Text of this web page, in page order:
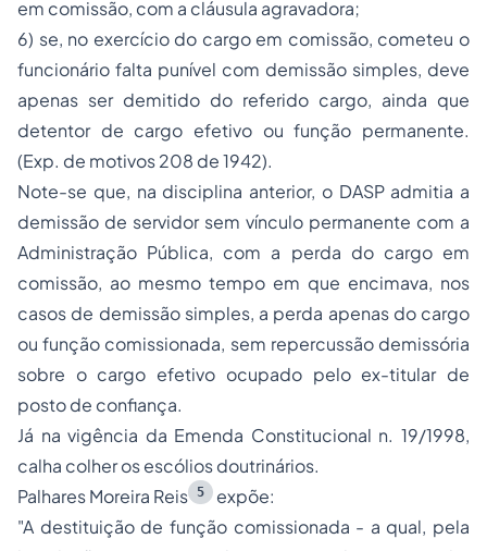
em comissão, com a cláusula agravadora;
6) se, no exercício do cargo em comissão, cometeu o
funcionário falta punível com demissão simples, deve
apenas ser demitido do referido cargo, ainda que
detentor de cargo efetivo ou função permanente.
(Exp. de motivos 208 de 1942).
Note-se que, na disciplina anterior, o DASP admitia a
demissão de servidor sem vínculo permanente com a
Administração Pública, com a perda do cargo em
comissão, ao mesmo tempo em que encimava, nos
casos de demissão simples, a perda apenas do cargo
ou função comissionada, sem repercussão demissória
sobre o cargo efetivo ocupado pelo ex-titular de
posto de confiança.
Já na vigência da Emenda Constitucional n. 19/1998,
calha colher os escólios doutrinários.
Palhares Moreira Reis 5
expõe:
"A destituição de função comissionada - a qual, pela